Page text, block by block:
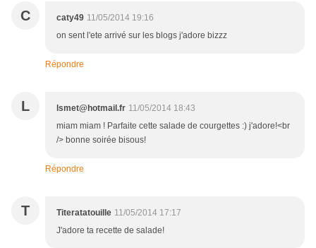
C caty49 11/05/2014 19:16
on sent l'ete arrivé sur les blogs j'adore bizzz
Répondre
L lsmet@hotmail.fr 11/05/2014 18:43
miam miam ! Parfaite cette salade de courgettes :) j'adore!<br
/> bonne soirée bisous!
Répondre
T Titeratatouille 11/05/2014 17:17
J'adore ta recette de salade!